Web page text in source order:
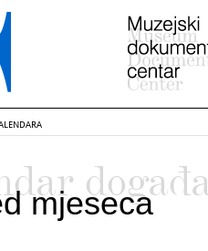
mjeseca